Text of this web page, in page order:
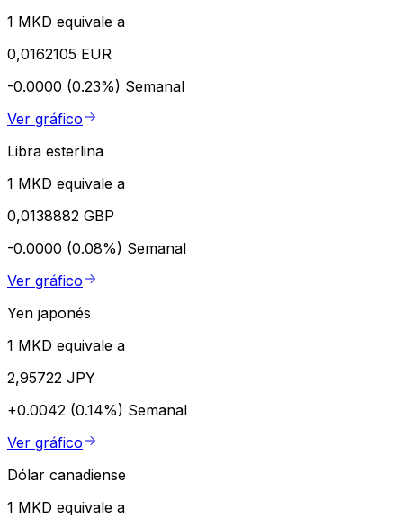
1 MKD equivale a
0,0162105 EUR
-0.0000 (0.23%) Semanal
Ver gráfico
Libra esterlina
1 MKD equivale a
0,0138882 GBP
-0.0000 (0.08%) Semanal
Ver gráfico
Yen japonés
1 MKD equivale a
2,95722 JPY
+0.0042 (0.14%) Semanal
Ver gráfico
Dólar canadiense
1 MKD equivale a